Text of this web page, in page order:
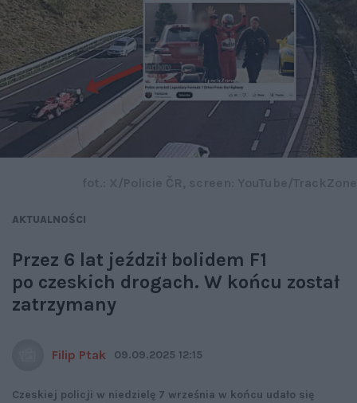
AKTUALNOŚCI
Przez 6 lat jeździł bolidem F1
po czeskich drogach. W końcu został
zatrzymany
Filip Ptak 09.09.2025 12:15
Czeskiej policji w niedzielę 7 września w końcu udało się